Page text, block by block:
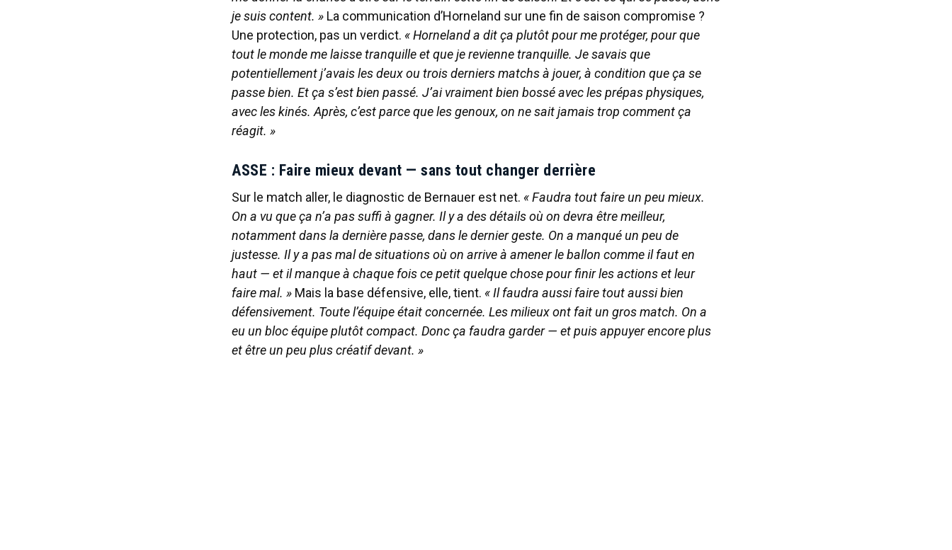
je suis content. » La communication d’Horneland sur une fin de saison compromise ?
Une protection, pas un verdict. « Horneland a dit ça plutôt pour me protéger, pour que
tout le monde me laisse tranquille et que je revienne tranquille. Je savais que
potentiellement j’avais les deux ou trois derniers matchs à jouer, à condition que ça se
passe bien. Et ça s’est bien passé. J’ai vraiment bien bossé avec les prépas physiques,
avec les kinés. Après, c’est parce que les genoux, on ne sait jamais trop comment ça
réagit. »
ASSE : Faire mieux devant — sans tout changer derrière
Sur le match aller, le diagnostic de Bernauer est net. « Faudra tout faire un peu mieux.
On a vu que ça n’a pas suffi à gagner. Il y a des détails où on devra être meilleur,
notamment dans la dernière passe, dans le dernier geste. On a manqué un peu de
justesse. Il y a pas mal de situations où on arrive à amener le ballon comme il faut en
haut — et il manque à chaque fois ce petit quelque chose pour finir les actions et leur
faire mal. » Mais la base défensive, elle, tient. « Il faudra aussi faire tout aussi bien
défensivement. Toute l’équipe était concernée. Les milieux ont fait un gros match. On a
eu un bloc équipe plutôt compact. Donc ça faudra garder — et puis appuyer encore plus
et être un peu plus créatif devant. »